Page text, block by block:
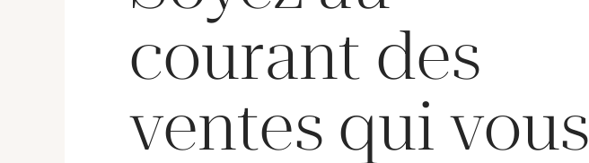
courant des
ventes qui vous